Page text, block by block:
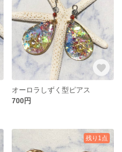
オーロラしずく型ピアス
700円
残り1点